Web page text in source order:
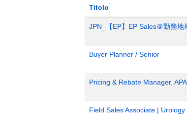
Titolo
JPN_【EP】EP Sales＠勤務地
Buyer Planner / Senior
Pricing & Rebate Manager,
Field Sales Associate |